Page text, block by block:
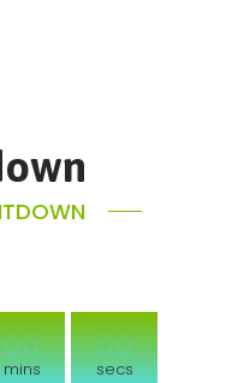
00
mins
00
secs